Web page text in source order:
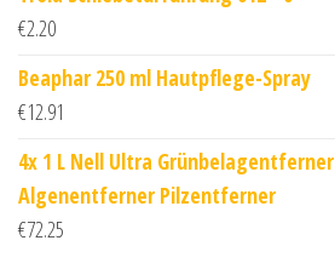
€2.20
Beaphar 250 ml Hautpflege-Spray
€12.91
4x 1 L Nell Ultra Grünbelagentferner
Algenentferner Pilzentferner
€72.25